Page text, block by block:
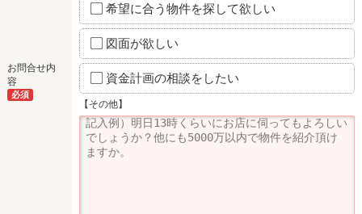
お問合せ内
容
必須
希望に合う物件を探して欲しい
図面が欲しい
資金計画の相談をしたい
【その他】